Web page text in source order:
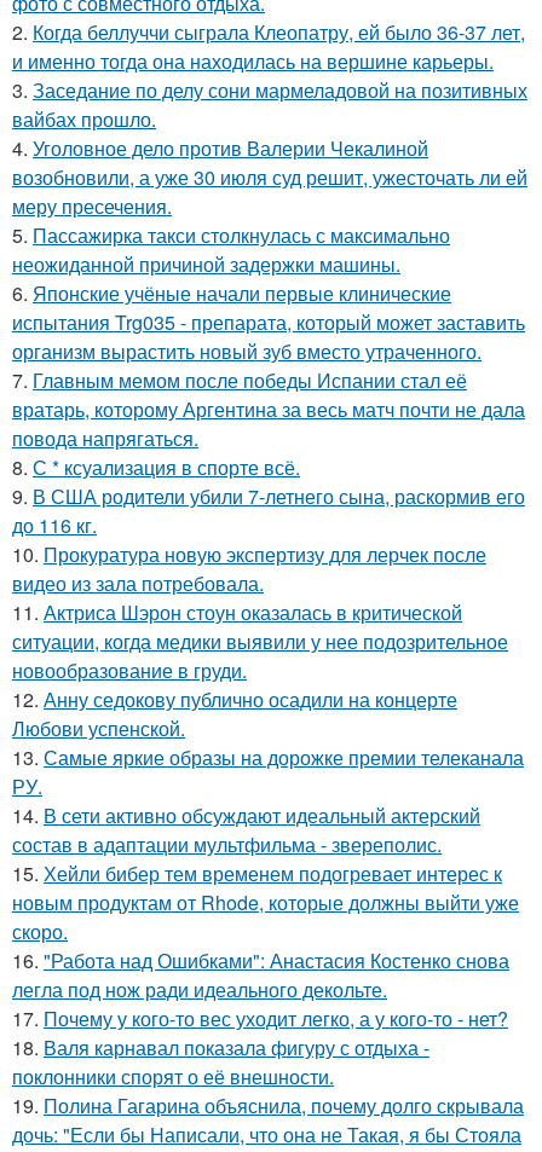
2. Когда беллуччи сыграла Клеопатру, ей было 36-37 лет,
и именно тогда она находилась на вершине карьеры.
3. Заседание по делу сони мармеладовой на позитивных
вайбах прошло.
4. Уголовное дело против Валерии Чекалиной
возобновили, а уже 30 июля суд решит, ужесточать ли ей
меру пресечения.
5. Пассажирка такси столкнулась с максимально
неожиданной причиной задержки машины.
6. Японские учёные начали первые клинические
испытания Trg035 - препарата, который может заставить
организм вырастить новый зуб вместо утраченного.
7. Главным мемом после победы Испании стал её
вратарь, которому Аргентина за весь матч почти не дала
повода напрягаться.
8. С * ксуализация в спорте всё.
9. В США родители убили 7-летнего сына, раскормив его
до 116 кг.
10. Прокуратура новую экспертизу для лерчек после
видео из зала потребовала.
11. Актриса Шэрон стоун оказалась в критической
ситуации, когда медики выявили у нее подозрительное
новообразование в груди.
12. Анну седокову публично осадили на концерте
Любови успенской.
13. Самые яркие образы на дорожке премии телеканала
РУ.
14. В сети активно обсуждают идеальный актерский
состав в адаптации мультфильма - звереполис.
15. Хейли бибер тем временем подогревает интерес к
новым продуктам от Rhode, которые должны выйти уже
скоро.
16. "Работа над Ошибками": Анастасия Костенко снова
легла под нож ради идеального декольте.
17. Почему у кого-то вес уходит легко, а у кого-то - нет?
18. Валя карнавал показала фигуру с отдыха -
поклонники спорят о её внешности.
19. Полина Гагарина объяснила, почему долго скрывала
дочь: "Если бы Написали, что она не Такая, я бы Стояла